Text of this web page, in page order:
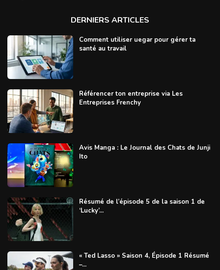
DERNIERS ARTICLES
Comment utiliser uegar pour gérer ta
santé au travail
Référencer ton entreprise via Les
Entreprises Frenchy
Avis Manga : Le Journal des Chats de Junji
Ito
Résumé de l’épisode 5 de la saison 1 de
‘Lucky’...
« Ted Lasso » Saison 4, Épisode 1 Résumé
–...